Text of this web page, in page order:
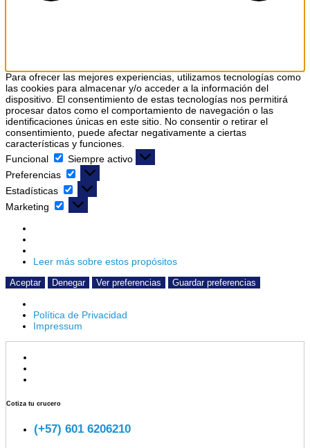
Para ofrecer las mejores experiencias, utilizamos tecnologías como
las cookies para almacenar y/o acceder a la información del
dispositivo. El consentimiento de estas tecnologías nos permitirá
procesar datos como el comportamiento de navegación o las
identificaciones únicas en este sitio. No consentir o retirar el
consentimiento, puede afectar negativamente a ciertas
características y funciones.
Funcional
Funcional
Siempre activo
Preferencias
Preferencias
Estadísticas
Estadísticas
Marketing
Marketing
Leer más sobre estos propósitos
Aceptar Denegar Ver preferencias Guardar preferencias
Política de Privacidad
Impressum
contenido
Cotiza tu crucero
(+57) 601 6206210